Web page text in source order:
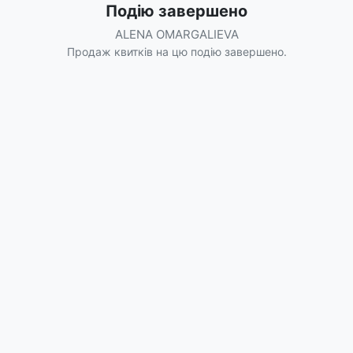
Подію завершено
ALENA OMARGALIEVA
Продаж квитків на цю подію завершено.